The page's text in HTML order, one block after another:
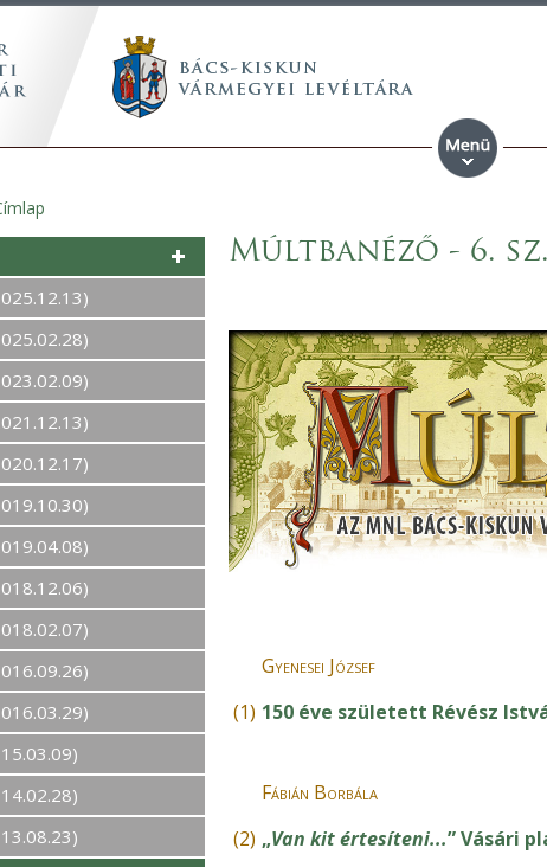
Múltbanéző - 6. sz.
Gyenesei József
(1) 150 éve született Révész
Fábián Borbála
(2) „Van kit értesíteni...” Vásári